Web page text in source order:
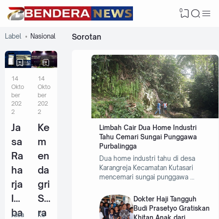
0
Label Nasional
14
Okto
ber
202
2
Ja
sa
Ra
ha
rja
Im
ba
Jasa
14
Okto
ber
202
2
Ke
m
en
da
gri
Se
ra
Ke
Sorotan
Limbah Cair Dua Home Industri
Tahu Cemari Sungai Punggawa
Purbalingga
Dua home industri tahu di desa
Karangreja Kecamatan Kutasari
mencemari sungai punggawa …
Dokter Haji Tangguh
Budi Prasetyo Gratiskan